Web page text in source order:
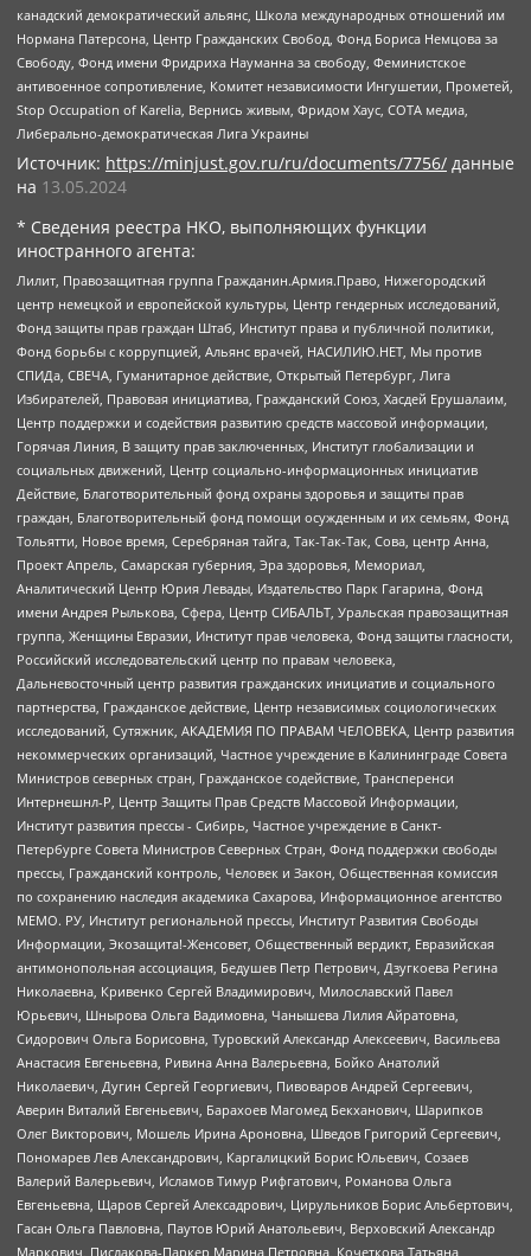
канадский демократический альянс, Школа международных отношений им
Нормана Патерсона, Центр Гражданских Свобод, Фонд Бориса Немцова за
Свободу, Фонд имени Фридриха Науманна за свободу, Феминистское
антивоенное сопротивление, Комитет независимости Ингушетии, Прометей,
Stop Occupation of Karelia, Вернись живым, Фридом Хаус, СОТА медиа,
Либерально-демократическая Лига Украины
Источник: https://minjust.gov.ru/ru/documents/7756/ данные
на 13.05.2024
* Сведения реестра НКО, выполняющих функции
иностранного агента:
Лилит, Правозащитная группа Гражданин.Армия.Право, Нижегородский
центр немецкой и европейской культуры, Центр гендерных исследований,
Фонд защиты прав граждан Штаб, Институт права и публичной политики,
Фонд борьбы с коррупцией, Альянс врачей, НАСИЛИЮ.НЕТ, Мы против
СПИДа, СВЕЧА, Гуманитарное действие, Открытый Петербург, Лига
Избирателей, Правовая инициатива, Гражданский Союз, Хасдей Ерушалаим,
Центр поддержки и содействия развитию средств массовой информации,
Горячая Линия, В защиту прав заключенных, Институт глобализации и
социальных движений, Центр социально-информационных инициатив
Действие, Благотворительный фонд охраны здоровья и защиты прав
граждан, Благотворительный фонд помощи осужденным и их семьям, Фонд
Тольятти, Новое время, Серебряная тайга, Так-Так-Так, Сова, центр Анна,
Проект Апрель, Самарская губерния, Эра здоровья, Мемориал,
Аналитический Центр Юрия Левады, Издательство Парк Гагарина, Фонд
имени Андрея Рылькова, Сфера, Центр СИБАЛЬТ, Уральская правозащитная
группа, Женщины Евразии, Институт прав человека, Фонд защиты гласности,
Российский исследовательский центр по правам человека,
Дальневосточный центр развития гражданских инициатив и социального
партнерства, Гражданское действие, Центр независимых социологических
исследований, Сутяжник, АКАДЕМИЯ ПО ПРАВАМ ЧЕЛОВЕКА, Центр развития
некоммерческих организаций, Частное учреждение в Калининграде Совета
Министров северных стран, Гражданское содействие, Трансперенси
Интернешнл-Р, Центр Защиты Прав Средств Массовой Информации,
Институт развития прессы - Сибирь, Частное учреждение в Санкт-
Петербурге Совета Министров Северных Стран, Фонд поддержки свободы
прессы, Гражданский контроль, Человек и Закон, Общественная комиссия
по сохранению наследия академика Сахарова, Информационное агентство
МЕМО. РУ, Институт региональной прессы, Институт Развития Свободы
Информации, Экозащита!-Женсовет, Общественный вердикт, Евразийская
антимонопольная ассоциация, Бедушев Петр Петрович, Дзугкоева Регина
Николаевна, Кривенко Сергей Владимирович, Милославский Павел
Юрьевич, Шнырова Ольга Вадимовна, Чанышева Лилия Айратовна,
Сидорович Ольга Борисовна, Туровский Александр Алексеевич, Васильева
Анастасия Евгеньевна, Ривина Анна Валерьевна, Бойко Анатолий
Николаевич, Дугин Сергей Георгиевич, Пивоваров Андрей Сергеевич,
Аверин Виталий Евгеньевич, Барахоев Магомед Бекханович, Шарипков
Олег Викторович, Мошель Ирина Ароновна, Шведов Григорий Сергеевич,
Пономарев Лев Александрович, Каргалицкий Борис Юльевич, Созаев
Валерий Валерьевич, Исламов Тимур Рифгатович, Романова Ольга
Евгеньевна, Щаров Сергей Алексадрович, Цирульников Борис Альбертович,
Гасан Ольга Павловна, Паутов Юрий Анатольевич, Верховский Александр
Маркович, Пислакова-Паркер Марина Петровна, Кочеткова Татьяна